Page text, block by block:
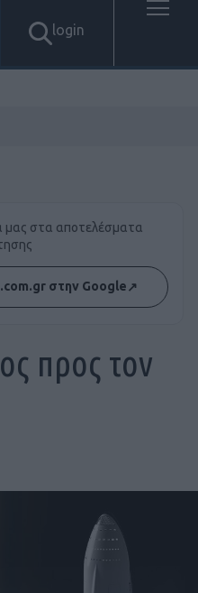
login
μας στα αποτελέσματα
στην Google↗
προς τον